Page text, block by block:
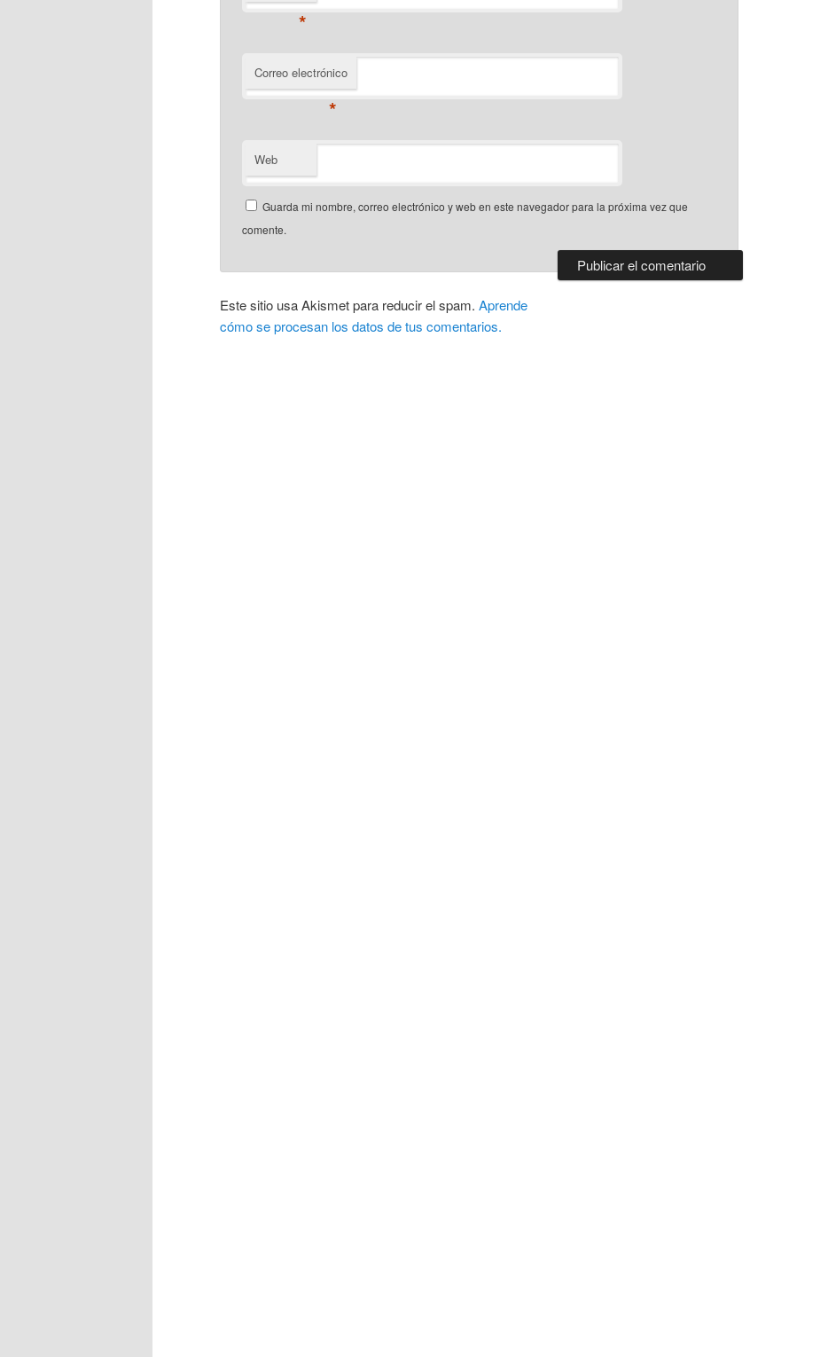
*
Correo electrónico
*
Web
Guarda mi nombre, correo electrónico y web en este navegador para la próxima vez que
comente.
Este sitio usa Akismet para reducir el spam. Aprende
cómo se procesan los datos de tus comentarios.